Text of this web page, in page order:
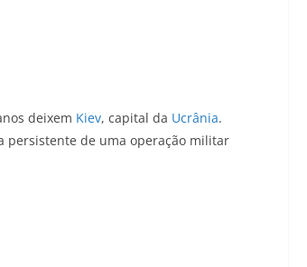
deixem Kiev, capital da Ucrânia.
persistente de uma operação militar